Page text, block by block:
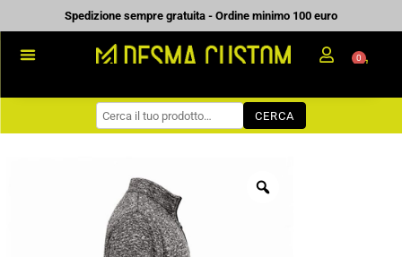
al
contenuto
Spedizione sempre gratuita - Ordine minimo 100 euro
WORKWEAR
0
CERCA